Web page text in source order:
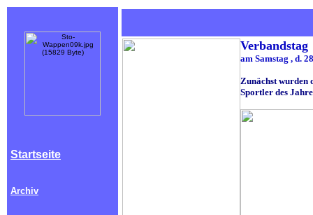
Startseite
Archiv
am Samstag , d.
Zunächst wurden
Sportler des